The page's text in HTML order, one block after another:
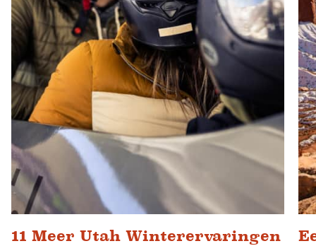
11 Meer Utah Winterervaringen